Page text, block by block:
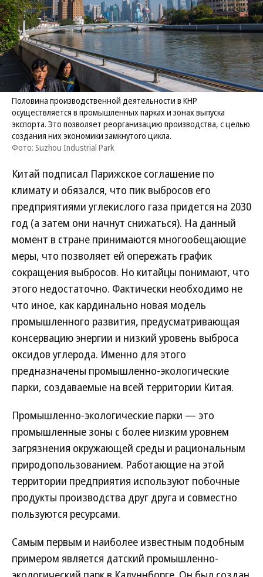
Половина производственной деятельности в КНР
осуществляется в промышленных парках и зонах выпуска
экспорта. Это позволяет реорганизацию производства, с целью
создания них экономики замкнутого цикла.
Фото: Suzhou Industrial Park
Китай подписал Парижское соглашение по
климату и обязался, что пик выбросов его
предприятиями углекислого газа придется на 2030
год (а затем они начнут снижаться). На данный
момент в стране принимаются многообещающие
меры, что позволяет ей опережать график
сокращения выбросов. Но китайцы понимают, что
этого недостаточно. Фактически необходимо не
что иное, как кардинально новая модель
промышленного развития, предусматривающая
консервацию энергии и низкий уровень выброса
оксидов углерода. Именно для этого
предназначены промышленно-экологические
парки, создаваемые на всей территории Китая.
Промышленно-экологические парки — это
промышленные зоны с более низким уровнем
загрязнения окружающей среды и рациональным
природопользованием. Работающие на этой
территории предприятия используют побочные
продукты производства друг друга и совместно
пользуются ресурсами.
Самым первым и наиболее известным подобным
примером является датский промышленно-